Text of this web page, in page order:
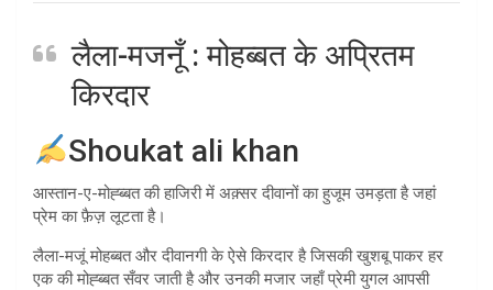
लैला-मजनूँ : मोहब्बत के अप्रितम
किरदार
Shoukat ali khan
आस्तान-ए-मोह्ब्बत की हाजिरी में अक़्सर दीवानों का हुजूम उमड़ता है जहां
प्रेम का फ़ैज़ लूटता है।
लैला-मजूं मोहब्बत और दीवानगी के ऐसे किरदार है जिसकी खुशबू पाकर हर
एक की मोह्ब्बत सँवर जाती है और उनकी मजार जहाँ प्रेमी युगल आपसी